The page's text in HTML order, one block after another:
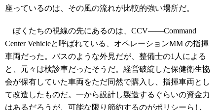
座っているのは、その風の流れが比較的強い場所だ。
ぼくたちの視線の先にあるのは、CCV――Command
Center Vehicleと呼ばれている、オペレーションMM の指揮
車両だった。バスのような外見だが、整備士の1人による
と、元々は検診車だったそうだ。経営破綻した保健衛生協
会が保有していた車両をただ同然で購入し、指揮車両とし
て改造したものだ。一から設計し製造するぐらいの資金力
はあるだろうが、可能な限り節約するのがポリシーらし